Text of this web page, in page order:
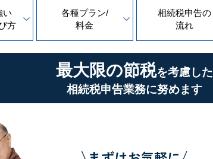
い
方
各種プラン/
料金
相続税申告の
流れ
最大限の節税を考慮した
相続税申告業務に努めます